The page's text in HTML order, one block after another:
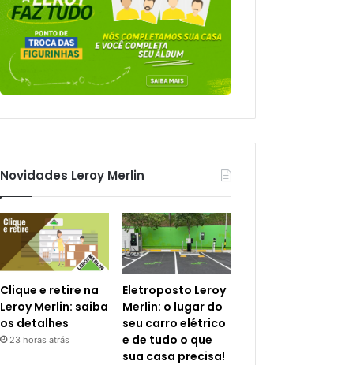
Novidades Leroy Merlin
Clique e retire na
Leroy Merlin: saiba
os detalhes
23 horas atrás
Eletroposto Leroy
Merlin: o lugar do
seu carro elétrico
e de tudo o que
sua casa precisa!